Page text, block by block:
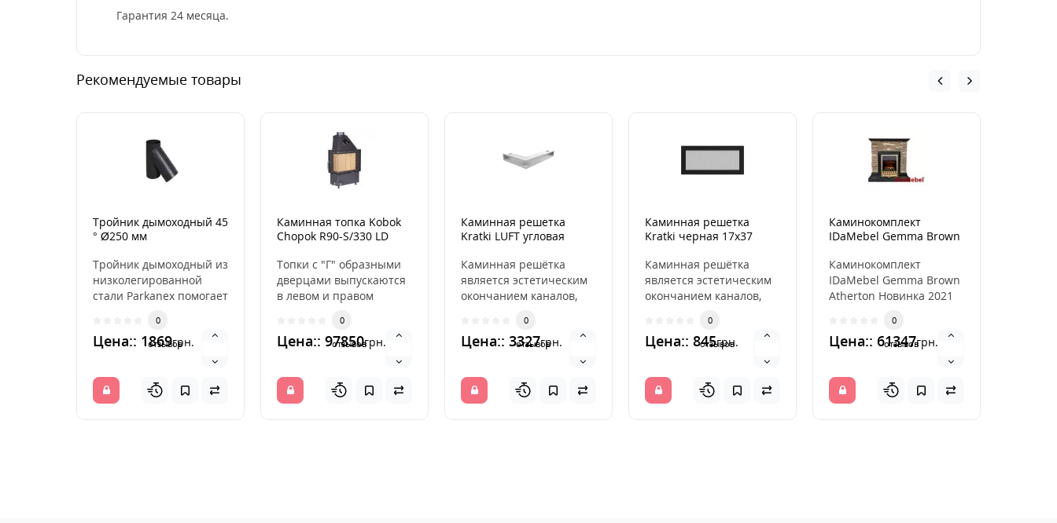
Гарантия 24 месяца.
Рекомендуемые товары
Тройник дымоходный 45
° Ø250 мм
Тройник дымоходный из
низколегированной
стали Parkanex помогает
вертикальное
направление ..
0
отзывов
Цена:: 1869грн.
Каминная топка Kobok
Chopok R90-S/330 LD
Топки с "Г" образными
дверцами выпускаются
в левом и правом
топки открываются в с..
0
отзывов
Цена:: 97850грн.
Каминная решетка
Kratki LUFT угловая
Каминная решётка
является эстетическим
окончанием каналов,
горячий воздух из
камина. ..
0
отзывов
Цена:: 3327грн.
Каминная решетка
Kratki черная 17x37
Каминная решётка
является эстетическим
окончанием каналов,
горячий воздух из
камина. ..
0
отзывов
Цена:: 845грн.
Каминокомплект
IDaMebel Gemma Brown
Каминокомплект
IDaMebel Gemma Brown
Atherton Новинка 2021
украинского
производит..
0
отзывов
Цена:: 61347грн.